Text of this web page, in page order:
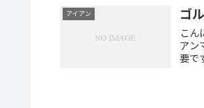
アイアン ゴ
こん
アン
要で